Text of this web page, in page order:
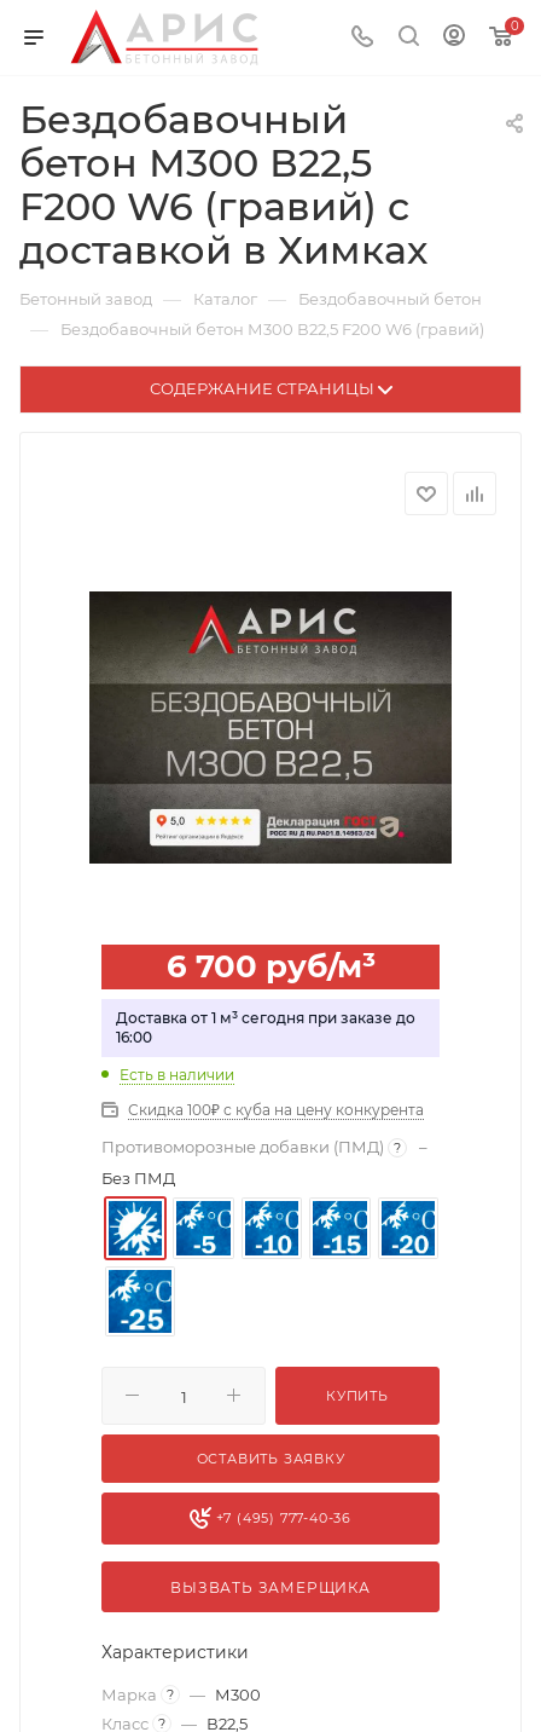
0
Бездобавочный
бетон М300 В22,5
F200 W6 (гравий) с
доставкой в Химках
Бетонный завод — Каталог — Бездобавочный бетон
— Бездобавочный бетон М300 В22,5 F200 W6 (гравий)
СОДЕРЖАНИЕ СТРАНИЦЫ
6 700 руб/м³
Доставка от 1 м³ сегодня при заказе до
16:00
Есть в наличии
Скидка 100₽ с куба на цену конкурента
Противоморозные добавки (ПМД) ?
–
Без ПМД
КУПИТЬ
ОСТАВИТЬ ЗАЯВКУ
+7 (495) 777-40-36
ВЫЗВАТЬ ЗАМЕРЩИКА
Характеристики
Марка ? — М300
Класс ? — В22,5